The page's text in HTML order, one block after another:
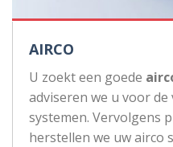
AIRCO
U zoekt een goede
adviseren we u voor
systemen. Vervolgens
herstellen we uw airco